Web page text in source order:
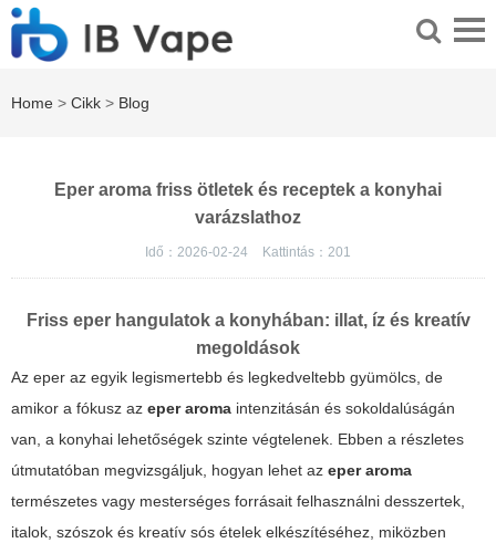
Home > Cikk > Blog
Eper aroma friss ötletek és receptek a konyhai
varázslathoz
Idő：2026-02-24 Kattintás： 201
Friss eper hangulatok a konyhában: illat, íz és kreatív
megoldások
Az eper az egyik legismertebb és legkedveltebb gyümölcs, de
amikor a fókusz az eper aroma intenzitásán és sokoldalúságán
van, a konyhai lehetőségek szinte végtelenek. Ebben a részletes
útmutatóban megvizsgáljuk, hogyan lehet az eper aroma
természetes vagy mesterséges forrásait felhasználni desszertek,
italok, szószok és kreatív sós ételek elkészítéséhez, miközben